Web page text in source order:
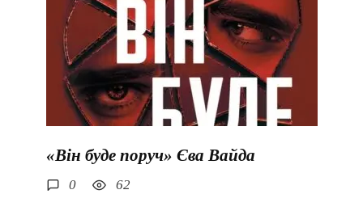
«Він буде поруч» Єва Вайда
0 62